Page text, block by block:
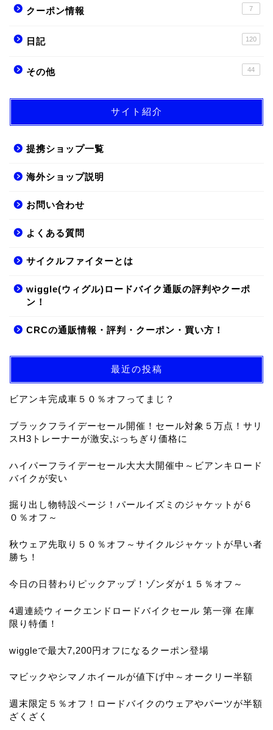
クーポン情報 7
日記 120
その他 44
サイト紹介
提携ショップ一覧
海外ショップ説明
お問い合わせ
よくある質問
サイクルファイターとは
wiggle(ウィグル)ロードバイク通販の評判やクーポ
ン！
CRCの通販情報・評判・クーポン・買い方！
最近の投稿
ビアンキ完成車５０％オフってまじ？
ブラックフライデーセール開催！セール対象５万点！サリ
スH3トレーナーが激安ぶっちぎり価格に
ハイパーフライデーセール大大大開催中～ビアンキロード
バイクが安い
掘り出し物特設ページ！パールイズミのジャケットが６
０％オフ～
秋ウェア先取り５０％オフ～サイクルジャケットが早い者
勝ち！
今日の日替わりピックアップ！ゾンダが１５％オフ～
4週連続ウィークエンドロードバイクセール 第一弾 在庫
限り特価！
wiggleで最大7,200円オフになるクーポン登場
マビックやシマノホイールが値下げ中～オークリー半額
週末限定５％オフ！ロードバイクのウェアやパーツが半額
ざくざく